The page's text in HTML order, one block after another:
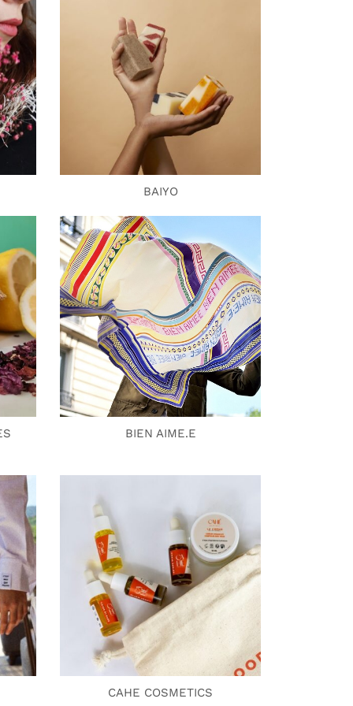
BAIYO
BIEN AIME.E
CAHE COSMETICS